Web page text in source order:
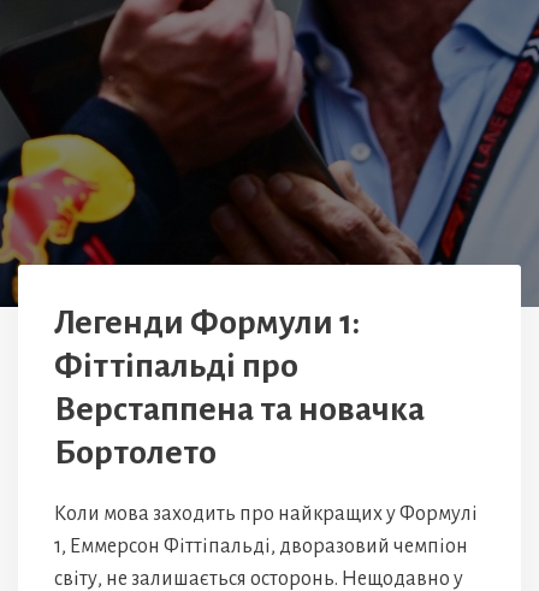
Легенди Формули 1:
Фіттіпальді про
Верстаппена та новачка
Бортолето
Коли мова заходить про найкращих у Формулі
1, Еммерсон Фіттіпальді, дворазовий чемпіон
світу, не залишається осторонь. Нещодавно у